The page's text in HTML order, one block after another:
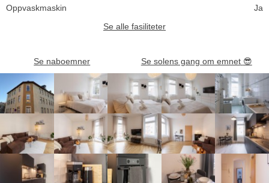
Oppvaskmaskin
Ja
Se alle fasiliteter
Se naboemner Se solens gang om emnet 😎